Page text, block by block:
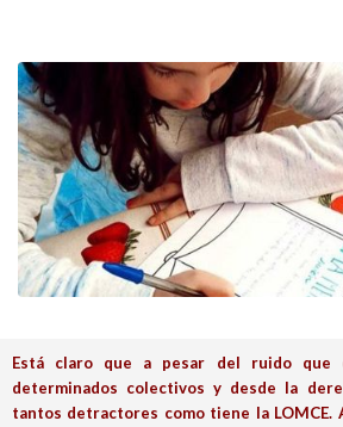
Está claro que a pesar del ruido que
determinados colectivos y desde la
tantos detractores como tiene la LOMCE.